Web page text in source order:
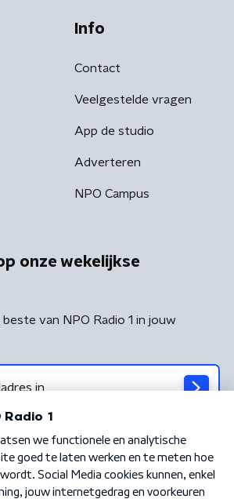
Info
Contact
Veelgestelde vragen
App de studio
Adverteren
NPO Campus
onze wekelijkse
van NPO Radio 1 in jouw